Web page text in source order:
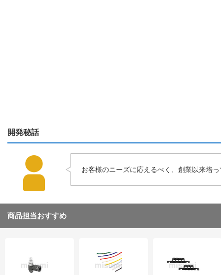
開発秘話
お客様のニーズに応えるべく、創業以来培
商品担当おすすめ